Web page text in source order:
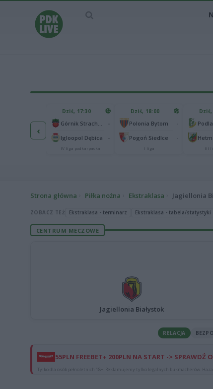
‹
65
25
Dziś, 17:30
Igloopol Dębica
IV liga podkarpacka
Dziś, 18:00
Polonia Bytom
Pogoń Siedlce
I liga III
Strona główna Piłka nożna Ekstraklasa Jagiellonia
ZOBACZ TEŻ Ekstraklasa - terminarz Ekstraklasa - tabela/statystyki
CENTRUM MECZOWE
Jagiellonia Białystok
RELACJA
55PLN FREEBET+ 200PLN NA START -> SPRAWDŹ
Tylko dla osób pełnoletnich 18+. Reklamujemy tylko legalnych bukmacherów.